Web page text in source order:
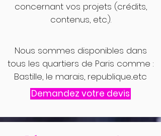
concernant vos projets (crédits,
contenus, etc.).
Nous sommes disponibles dans
tous les quartiers de Paris comme :
Bastille, le marais, republique...etc
Demandez votre devis